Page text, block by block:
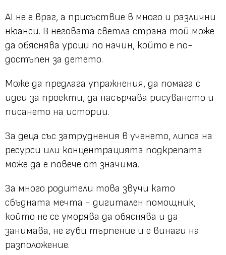
AI не е враг, а присъствие в много и различни
нюанси. В неговата светла страна той може
да обяснява уроци по начин, който е по-
достъпен за детето.
Може да предлага упражнения, да помага с
идеи за проекти, да насърчава рисуването и
писането на истории.
За деца със затруднения в ученето, липса на
ресурси или концентрацията подкрепата
може да е повече от значима.
За много родители това звучи като
сбъдната мечта - дигитален помощник,
който не се уморява да обяснява и да
занимава, не губи търпение и е винаги на
разположение.